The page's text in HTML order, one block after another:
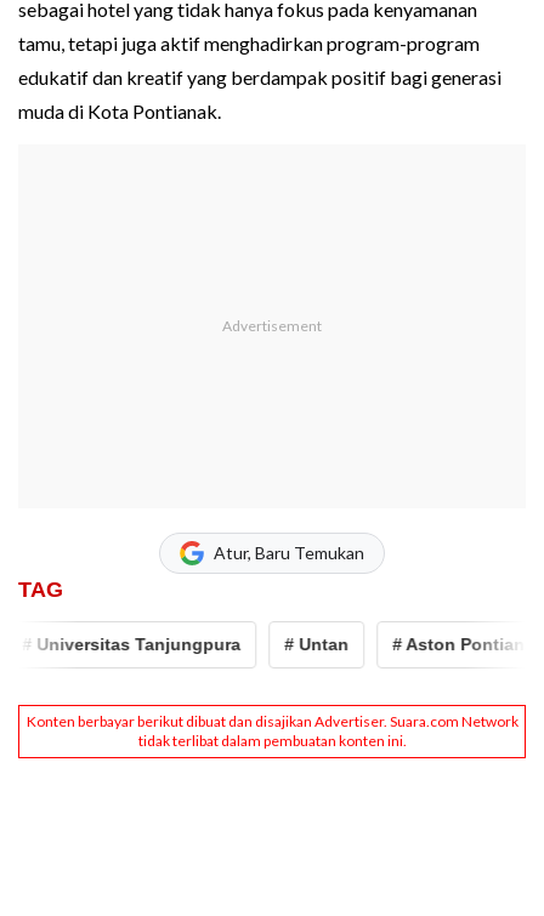
sebagai hotel yang tidak hanya fokus pada kenyamanan
tamu, tetapi juga aktif menghadirkan program-program
edukatif dan kreatif yang berdampak positif bagi generasi
muda di Kota Pontianak.
Atur, Baru Temukan
TAG
Universitas Tanjungpura # Untan # Aston Pontianak